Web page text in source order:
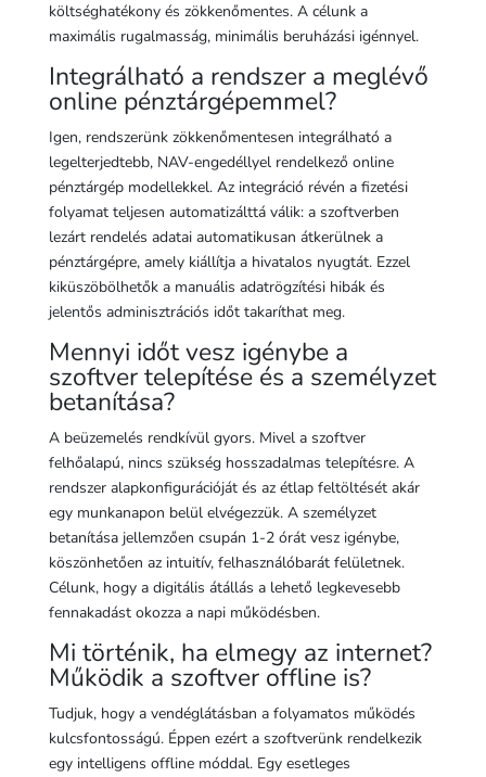
költséghatékony és zökkenőmentes. A célunk a
maximális rugalmasság, minimális beruházási igénnyel.
Integrálható a rendszer a meglévő
online pénztárgépemmel?
Igen, rendszerünk zökkenőmentesen integrálható a
legelterjedtebb, NAV-engedéllyel rendelkező online
pénztárgép modellekkel. Az integráció révén a fizetési
folyamat teljesen automatizálttá válik: a szoftverben
lezárt rendelés adatai automatikusan átkerülnek a
pénztárgépre, amely kiállítja a hivatalos nyugtát. Ezzel
kiküszöbölhetők a manuális adatrögzítési hibák és
jelentős adminisztrációs időt takaríthat meg.
Mennyi időt vesz igénybe a
szoftver telepítése és a személyzet
betanítása?
A beüzemelés rendkívül gyors. Mivel a szoftver
felhőalapú, nincs szükség hosszadalmas telepítésre. A
rendszer alapkonfigurációját és az étlap feltöltését akár
egy munkanapon belül elvégezzük. A személyzet
betanítása jellemzően csupán 1-2 órát vesz igénybe,
köszönhetően az intuitív, felhasználóbarát felületnek.
Célunk, hogy a digitális átállás a lehető legkevesebb
fennakadást okozza a napi működésben.
Mi történik, ha elmegy az internet?
Működik a szoftver offline is?
Tudjuk, hogy a vendéglátásban a folyamatos működés
kulcsfontosságú. Éppen ezért a szoftverünk rendelkezik
egy intelligens offline móddal. Egy esetleges